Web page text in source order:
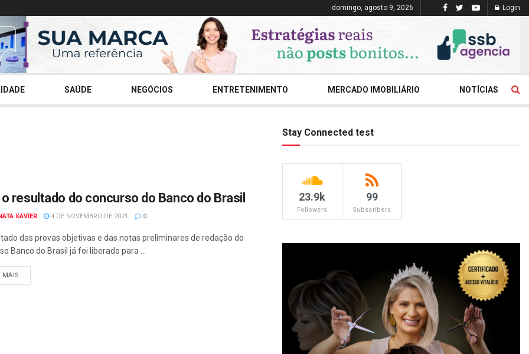
domingo, agosto 9, 2026 Login
SAÚDE NEGÓCIOS ENTRETENIMENTO MERCADO IMOBILIÁRIO NOTÍCIAS
resultado do concurso do Banco do Brasil
XAVIER 4 DE NOVEMBRO DE 2021 0
das provas objetivas e das notas preliminares de redação do
Banco do Brasil já foi liberado para ...
MAIS
Stay Connected test
23.9k
Followers
99
Subscribers